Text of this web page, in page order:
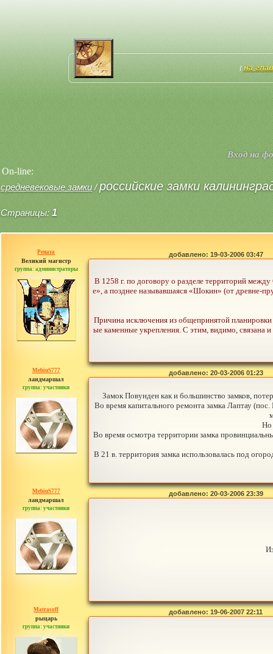
[ на
Вход на
On-line:
средневековые замки/российские замки
Страницы: 1
Рената
Великий магистр
группа: администраторы
сообщений: 30442
добавлено: 19-03-2006 03:47
В 1258 г. по договору о разделе территорий
е», а позднее называвшаяся «Шокин» (от древне-
Причина исключения из общепринятой
ые каменные укрепления. С этим, видимо, связана
MebiuS777
ландмаршал
группа: участники
сообщений: 179
добавлено: 20-03-2006 01:23
Замок Повунден как и большинство замков,
Во время капитального ремонта замка Лаптау
Но
Во время осмотра территории замка
В 21 в. территория замка использовалась под
MebiuS777
ландмаршал
группа: участники
сообщений: 179
добавлено: 20-03-2006 23:39
Matrasoff
рыцарь
группа: участники
сообщений: 36
добавлено: 19-06-2007 22:11